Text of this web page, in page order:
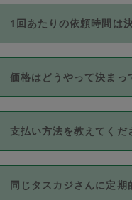
1回あたりの依頼時間は
依頼1回につき3時間固
い。機能をご利用いただ
が必要です。なお、3時
価格はどうやって決まっ
11種類の価格帯の中か
タスカジさんの価格設定
除々に設定可能な最高
支払い方法を教えてくだ
お支払方法はクレジッ
Club）のみとなります。
同じタスカジさんに定期